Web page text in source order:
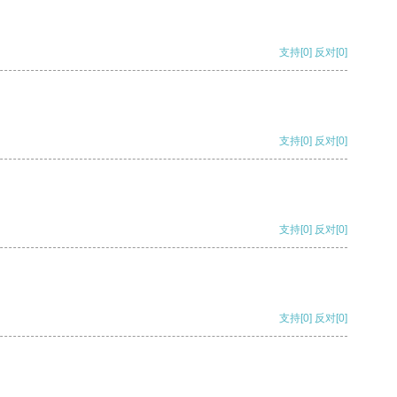
支持[0] 反对[0]
支持[0] 反对[0]
支持[0] 反对[0]
支持[0] 反对[0]